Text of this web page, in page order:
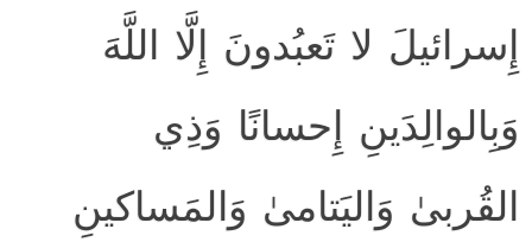
إِسرائيلَ لا تَعبُدونَ إِلَّا اللَّهَ
وَبِالوالِدَينِ إِحسانًا وَذِي
القُربىٰ وَاليَتامىٰ وَالمَساكينِ